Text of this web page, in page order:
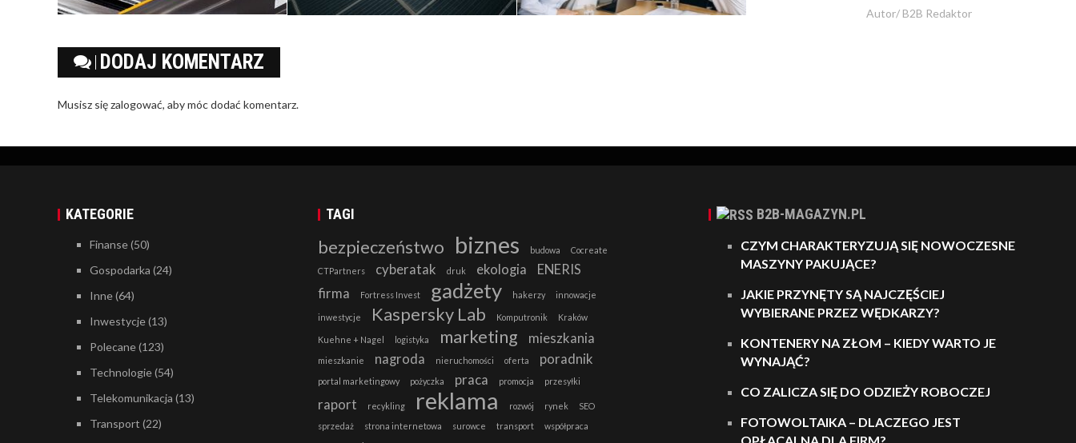
DODAJ KOMENTARZ
Musisz sięzalogować, aby móc dodać komentarz.
Autor/ B2B Redaktor
KATEGORIE
Finanse(50)
Gospodarka (24)
Inne(64)
Inwestycje(13)
Polecane(123)
Technologie(54)
Telekomunikacja (13)
Transport (22)
TAGI
bezpieczeństwo biznes budowa
Cocreate
CTPartners
cyberatak druk ekologia
ENERIS
firma
Fortress Invest gadżety hakerzy innowacje
inwestycje Kaspersky Lab Komputronik Kraków
Kuehne + Nagel logistyka marketing mieszkania
mieszkanie nagroda nieruchomości oferta poradnik
portal marketingowy pożyczka praca promocja przesyłki
raport recykling reklama rozwój rynek
SEO
sprzedaż
strona internetowa surowce transport
współpraca
B2B-MAGAZYN.PL
CZYM CHARAKTERYZUJĄ SIĘ NOWOCZESNE
MASZYNY PAKUJĄCE?
JAKIE PRZYNĘTY SĄ NAJCZĘŚCIEJ
WYBIERANE PRZEZ WĘDKARZY?
KONTENERY NA ZŁOM – KIEDY WARTO JE
WYNAJĄĆ?
CO ZALICZA SIĘ DO ODZIEŻY ROBOCZEJ
FOTOWOLTAIKA – DLACZEGO JEST